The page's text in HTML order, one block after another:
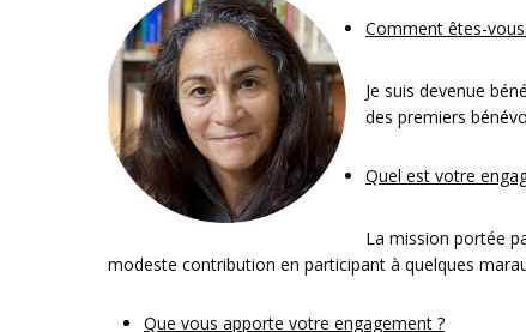
Comment êtes-
Je suis devenue
des premiers
Quel est votre
La mission portée
modeste contribution en participant à quelques
Que vous apporte votre engagement ?